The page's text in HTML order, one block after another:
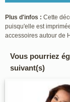
Plus d'infos : Cette
puisqu'elle est
accessoires autour de
Vous pourriez
suivant(s)